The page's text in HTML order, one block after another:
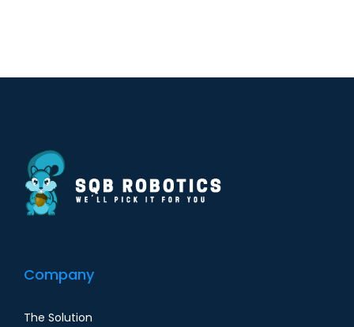
Company
The Solution